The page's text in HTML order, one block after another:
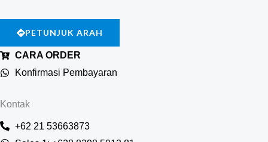
PETUNJUK ARAH
CARA ORDER
Konfirmasi Pembayaran
Kontak
+62 21 53663873